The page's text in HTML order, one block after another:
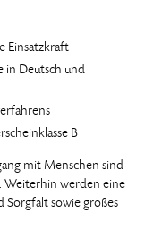
Einsatzkraft
in Deutsch und
B
mit Menschen sind
Weiterhin werden eine
Sorgfalt sowie großes